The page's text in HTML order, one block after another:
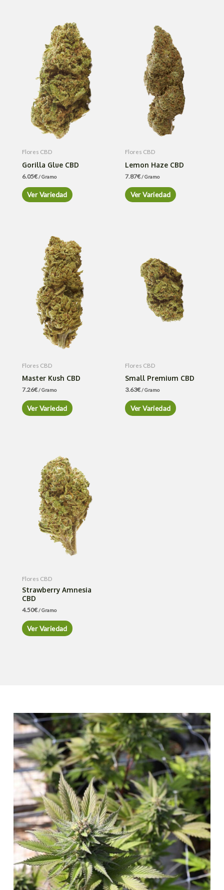
Flores CBD
Gorilla Glue CBD
6.05€/ Gramo
Ver Variedad
Flores CBD
Lemon Haze CBD
7.87€/ Gramo
Ver Variedad
Flores CBD
Master Kush CBD
7.26€/ Gramo
Ver Variedad
Flores CBD
Small Premium CBD
3.63€/ Gramo
Ver Variedad
Flores CBD
Strawberry Amnesia
CBD
4.50€/ Gramo
Ver Variedad